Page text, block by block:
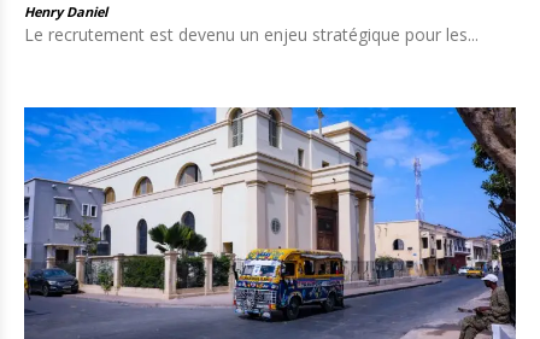
Henry Daniel
Le recrutement est devenu un enjeu stratégique pour les...